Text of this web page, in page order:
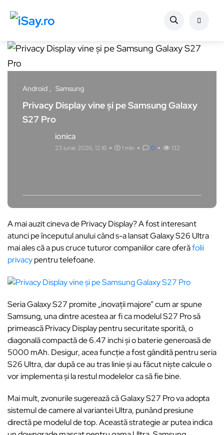
Android Samsung
Privacy Display vine și pe Samsung Galaxy
S27 Pro
ionica
23 iunie 2026, 12:16 1 min 0 132
A mai auzit cineva de Privacy Display? A fost interesant
atunci pe începutul anului când s-a lansat Galaxy S26 Ultra
mai ales că a pus cruce tuturor companiilor care oferăfolii
privacypentru telefoane.
Seria Galaxy S27 promite „inovații majore” cum ar spune
Samsung, una dintre acestea ar fi ca modelul S27 Pro să
primească Privacy Display pentru securitate sporită, o
diagonală compactă de 6.47 inchi și o baterie generoasă de
5000 mAh. Desigur, acea funcție a fost gândită pentru seria
S26 Ultra, dar după ce au tras linie și au făcut niște calcule o
vor implementa și la restul modelelor ca să fie bine.
Mai mult, zvonurile sugerează că Galaxy S27 Pro va adopta
sistemul de camere al variantei Ultra, punând presiune
directă pe modelul de top. Această strategie ar putea indica